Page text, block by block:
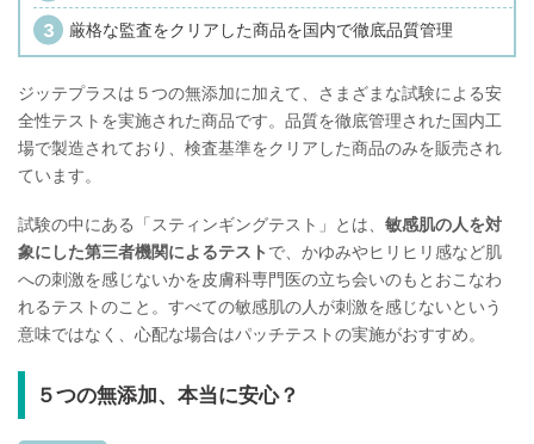
厳格な監査をクリアした商品を国内で徹底品質管理
ジッテプラスは５つの無添加に加えて、さまざまな試験による安
全性テストを実施された商品です。品質を徹底管理された国内工
場で製造されており、検査基準をクリアした商品のみを販売され
ています。
試験の中にある「スティンギングテスト」とは、 敏感肌の人を対
象にした第三者機関によるテスト で、かゆみやヒリヒリ感など肌
への刺激を感じないかを皮膚科専門医の立ち会いのもとおこなわ
れるテストのこと。すべての敏感肌の人が刺激を感じないという
意味ではなく、心配な場合はパッチテストの実施がおすすめ。
５つの無添加、本当に安心？